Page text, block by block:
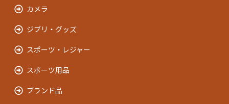
カメラ
ジブリ・グッズ
スポーツ・レジャー
スポーツ用品
ブランド品